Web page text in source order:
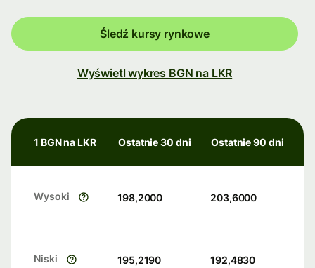
Śledź kursy rynkowe
Wyświetl wykres BGN na LKR
1 BGN na LKR Ostatnie 30 dni Ostatnie 90 dni
Wysoki 198,2000 203,6000
Niski 195,2190 192,4830